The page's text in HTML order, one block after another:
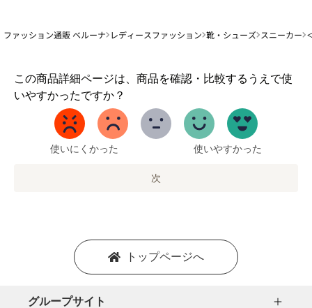
ファッション通販 ベルーナ レディースファッション 靴・シューズ スニーカー
この商品詳細ページは、商品を確認・比較するうえで使
いやすかったですか？
1
か
使いにくかった 使いやすかった
次
トップページへ
グループサイト